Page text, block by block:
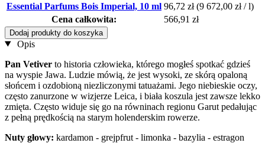
Essential Parfums Bois Imperial, 10 ml 96,72 zł (9 672,00 zł / l)
Cena całkowita:
566,91 zł
Dodaj produkty do koszyka
Opis
Pan Vetiver to historia człowieka, którego mogłeś spotkać gdzieś
na wyspie Jawa. Ludzie mówią, że jest wysoki, ze skórą opaloną
słońcem i ozdobioną niezliczonymi tatuażami. Jego niebieskie oczy,
często zanurzone w wizjerze Leica, i biała koszula jest zawsze lekko
zmięta. Często widuje się go na równinach regionu Garut pedałując
z pełną prędkością na starym holenderskim rowerze.
Nuty głowy: kardamon - grejpfrut - limonka - bazylia - estragon